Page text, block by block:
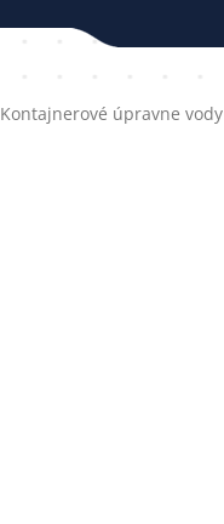
Kontajnerové úpravne vody